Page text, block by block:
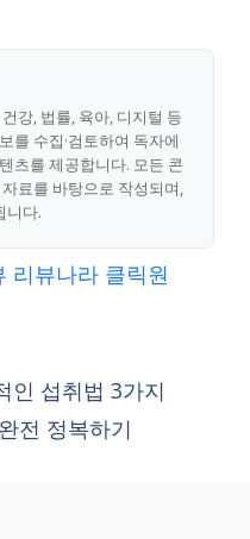
강, 법률, 육아, 디지털 등
를 수집·검토하여 독자에
츠를 제공합니다. 모든 콘
료를 바탕으로 작성되며,
니다.
리뷰나라 클릭원
인 섭취법 3가지
전 정복하기